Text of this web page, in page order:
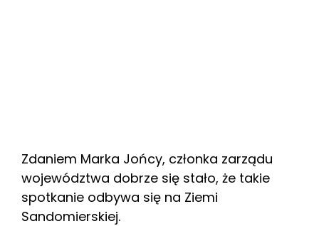
Zdaniem Marka Jońcy, członka zarządu
województwa dobrze się stało, że takie
spotkanie odbywa się na Ziemi
Sandomierskiej.